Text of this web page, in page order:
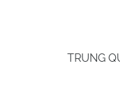
TRUNG